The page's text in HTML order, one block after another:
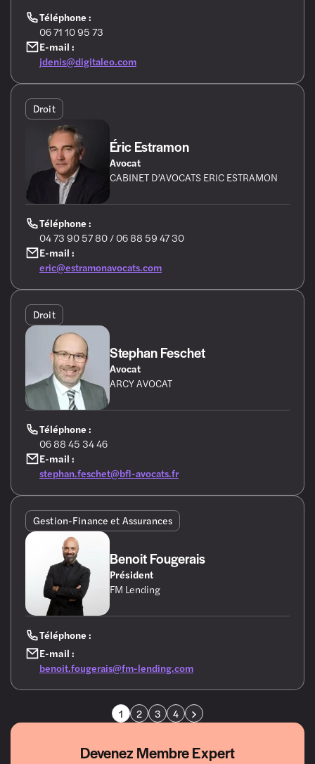
Devenez Membre Expert
Téléphone :
06 71 10 95 73
E-mail :
jdenis@digitaleo.com
Droit
Éric Estramon
Avocat
CABINET D’AVOCATS ERIC ESTRAMON
Téléphone :
04 73 90 57 80 / 06 88 59 47 30
E-mail :
eric@estramonavocats.com
Droit
Stephan Feschet
Avocat
ARCY AVOCAT
Téléphone :
06 88 45 34 46
E-mail :
stephan.feschet@bfl-avocats.fr
Gestion-Finance et Assurances
Benoit Fougerais
Président
FM Lending
Téléphone :
E-mail :
benoit.fougerais@fm-lending.com
1 2 3 4
Page suivante